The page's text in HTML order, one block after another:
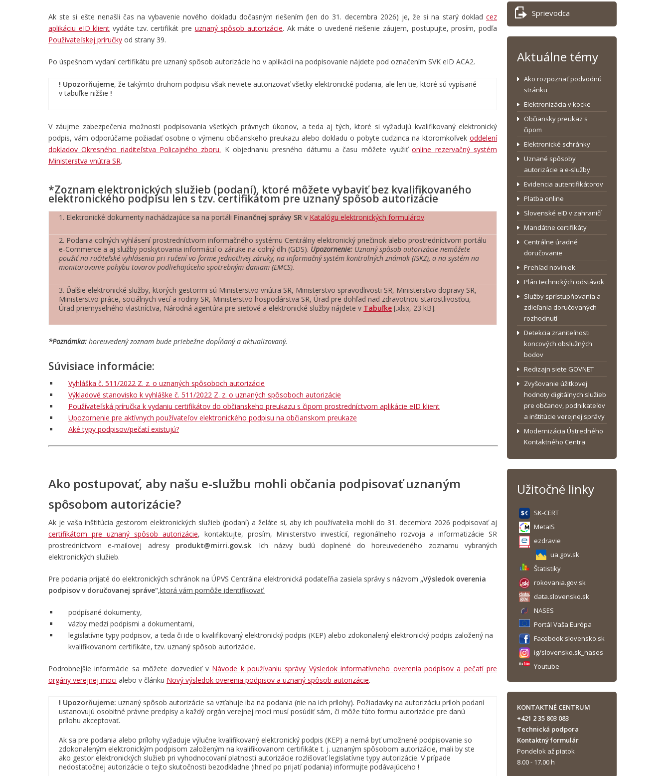
Ak ste si ešte nenašli čas na vybavenie nového dokladu dočasným riešením (len do 31. decembra 2026) je, že si na starý doklad cez
aplikáciu eID klient vydáte tzv. certifikát pre uznaný spôsob autorizácie. Ak máte o uvedené riešenie záujem, postupujte, prosím, podľa
Používateľskej príručky od strany 39.
Po úspešnom vydaní certifikátu pre uznaný spôsob autorizácie ho v aplikácii na podpisovanie nájdete pod označením SVK eID ACA2.
! Upozorňujeme, že takýmto druhom podpisu však neviete autorizovať všetky elektronické podania, ale len tie, ktoré sú vypísané
v tabuľke nižšie !
V záujme zabezpečenia možnosti podpisovania všetkých právnych úkonov, a teda aj tých, ktoré si vyžadujú kvalifikovaný elektronický
podpis, vám odporúčame požiadať osobne o výmenu občianskeho preukazu alebo dokladu o pobyte cudzinca na ktoromkoľvek oddelení
dokladov Okresného riaditeľstva Policajného zboru. K objednaniu presného dátumu a času môžete využiťonline rezervačný systém
Ministerstva vnútra SR.
*Zoznam elektronických služieb (podaní), ktoré môžete vybaviť bez kvalifikovaného
elektronického podpisu len s tzv. certifikátom pre uznaný spôsob autorizácie
1. Elektronické dokumenty nachádzajúce sa na portáli Finančnej správy SR v Katalógu elektronických formulárov.
2. Podania colných vyhlásení prostredníctvom informačného systému Centrálny elektronický priečinok alebo prostredníctvom portálu
e-Commerce a aj služby poskytovania informácií o záruke na colný dlh (GDS). Upozornenie: Uznaný spôsob autorizácie nemôžete
použiť na ručiteľské vyhlásenia pri ručení vo forme jednotlivej záruky, na informačný systém kontrolných známok (ISKZ), a na systém na
monitorovanie pohybu tovarov podliehajúceho spotrebným daniam (EMCS).
3. Ďalšie elektronické služby, ktorých gestormi sú Ministerstvo vnútra SR, Ministerstvo spravodlivosti SR, Ministerstvo dopravy SR,
Ministerstvo práce, sociálnych vecí a rodiny SR, Ministerstvo hospodárstva SR, Úrad pre dohľad nad zdravotnou starostlivosťou,
Úrad priemyselného vlastníctva, Národná agentúra pre sieťové a elektronické služby nájdete v Tabuľke [.xlsx, 23 kB].
*Poznámka: horeuvedený zoznam bude priebežne dopĺňaný a aktualizovaný.
Súvisiace informácie:
Vyhláška č. 511/2022 Z. z. o uznaných spôsoboch autorizácie
Výkladové stanovisko k vyhláške č. 511/2022 Z. z. o uznaných spôsoboch autorizácie
Používateľská príručka k vydaniu certifikátov do občianskeho preukazu s čipom prostredníctvom aplikácie eID klient
Upozornenie pre aktívnych používateľov elektronického podpisu na občianskom preukaze
Aké typy podpisov/pečatí existujú?
Ako postupovať, aby našu e-službu mohli občania podpisovať uznaným
spôsobom autorizácie?
Ak je vaša inštitúcia gestorom elektronických služieb (podaní) a želáte si, aby ich používatelia mohli do 31. decembra 2026 podpisovať aj
certifikátom pre uznaný spôsob autorizácie, kontaktujte, prosím, Ministerstvo investícií, regionálneho rozvoja a informatizácie SR
prostredníctvom e-mailovej adresy produkt@mirri.gov.sk. Ich názvy budú doplnené do horeuvedeného zoznamu vybraných
elektronických služieb.
Pre podania prijaté do elektronických schránok na ÚPVS Centrálna elektronická podateľňa zasiela správy s názvom „Výsledok overenia
podpisov v doručovanej správe",ktorá vám pomôže identifikovať:
podpísané dokumenty,
väzby medzi podpismi a dokumentami,
legislatívne typy podpisov, a teda či ide o kvalifikovaný elektronický podpis (KEP) alebo zdokonalený elektronický podpis založený na
kvalifikovanom certifikáte, tzv. uznaný spôsob autorizácie.
Podrobnejšie informácie sa môžete dozvedieť v Návode k používaniu správy Výsledok informatívneho overenia podpisov a pečatí pre
orgány verejnej moci alebo v článku Nový výsledok overenia podpisov a uznaný spôsob autorizácie.
! Upozorňujeme: uznaný spôsob autorizácie sa vzťahuje iba na podania (nie na ich prílohy). Požiadavky na autorizáciu príloh podaní
ustanovujú osobitné právne predpisy a každý orgán verejnej moci musí posúdiť sám, či môže túto formu autorizácie pre danú
prílohu akceptovať.
Ak sa pre podania alebo prílohy vyžaduje výlučne kvalifikovaný elektronický podpis (KEP) a nemá byť umožnené podpisovanie so
zdokonaleným elektronickým podpisom založeným na kvalifikovanom certifikáte t. j. uznaným spôsobom autorizácie, mali by ste
ako gestor elektronických služieb pri vyhodnocovaní platnosti autorizácie rozlišovať legislatívne typy autorizácie. V prípade
nedostatočnej autorizácie o tejto skutočnosti bezodkladne (ihneď po prijatí podania) informujte podávajúceho !
Sprievodca
Aktuálne témy
Ako rozpoznať podvodnú
stránku
Elektronizácia v kocke
Občiansky preukaz s
čipom
Elektronické schránky
Uznané spôsoby
autorizácie a e-služby
Evidencia autentifikátorov
Platba online
Slovenské eID v zahraničí
Mandátne certifikáty
Centrálne úradné
doručovanie
Prehľad noviniek
Plán technických odstávok
Služby sprístupňovania a
zdieľania doručovaných
rozhodnutí
Detekcia zraniteľnosti
koncových obslužných
bodov
Redizajn siete GOVNET
Zvyšovanie úžitkovej
hodnoty digitálnych služieb
pre občanov, podnikateľov
a inštitúcie verejnej správy
Modernizácia Ústredného
Kontaktného Centra
Užitočné linky
SK-CERT
MetaIS
ezdravie
ua.gov.sk
Štatistiky
rokovania.gov.sk
data.slovensko.sk
NASES
Portál Vaša Európa
Facebook slovensko.sk
ig/slovensko.sk_nases
Youtube
KONTAKTNÉ CENTRUM
+421 2 35 803 083
Technická podpora
Kontaktný formulár
Pondelok až piatok
8.00 - 17.00 h